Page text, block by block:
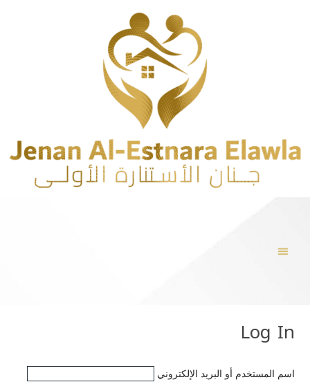
Log In
اسم المستخدم أو البريد الإلكتروني